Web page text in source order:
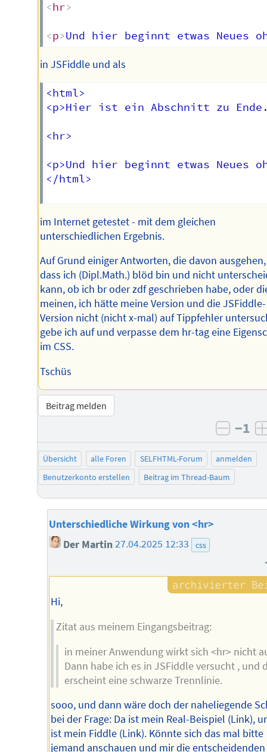
<hr>
<p>Und hier beginnt etwas Neues
in JSFiddle und als
<html>
<p>Hier ist ein Abschnitt zu
<hr>
<p>Und hier beginnt etwas Neues
</html>
im Internet getestet - mit dem gleichen
unterschiedlichen Ergebnis.
Auf Grund einiger Antworten, die davon ausgehen,
dass ich (Dipl.Math.) blöd bin und nicht
kann, ob ich br oder zdf geschrieben habe, oder
meinen, ich hätte meine Version und die JSFiddle-
Version nicht (nicht x-mal) auf Tippfehler
gebe ich auf und verpasse dem hr-tag eine
im CSS.
Tschüs
Beitrag melden
−1
Übersicht alle Foren SELFHTML-Forum
anmelden
Benutzerkonto erstellen
Beitrag im Thread-Baum
Unterschiedliche Wirkung von <hr>
Der Martin27.04.2025 12:33 css
Hi,
Zitat aus meinem Eingangsbeitrag:
in meiner Anwendung wirkt sich <hr> nicht
Dann habe ich es in JSFiddle versucht , und
erscheint eine schwarze Trennlinie.
sooo, und dann wäre doch der naheliegende
bei der Frage: Da ist mein Real-Beispiel (Link),
ist mein Fiddle (Link). Könnte sich das mal bitte
jemand anschauen und mir die entscheidenden